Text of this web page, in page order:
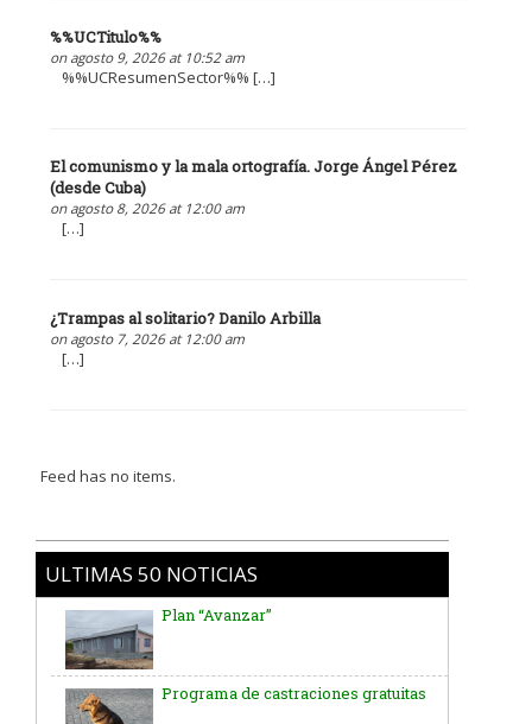
%%UCTitulo%%
on agosto 9, 2026 at 10:52 am
%%UCResumenSector%% […]
El comunismo y la mala ortografía. Jorge Ángel Pérez
(desde Cuba)
on agosto 8, 2026 at 12:00 am
[…]
¿Trampas al solitario? Danilo Arbilla
on agosto 7, 2026 at 12:00 am
[…]
Feed has no items.
ULTIMAS 50 NOTICIAS
Programa de castraciones gratuitas
El Tema Retro de la Jornada